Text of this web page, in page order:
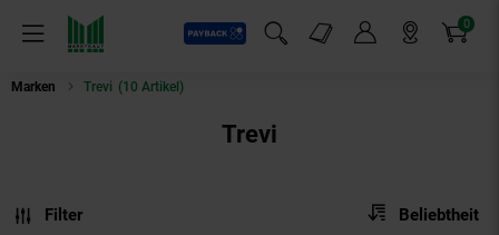
Menü
Payback
Suchfeld einblenden
Markt-Angebote 0
Artikel
Marken Trevi (10 Artikel)
Trevi
Filter Sortierung:
Beliebtheit